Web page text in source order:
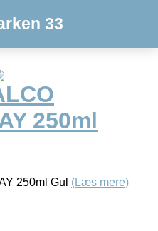
33
250ml
250ml Gul (Læs mere)